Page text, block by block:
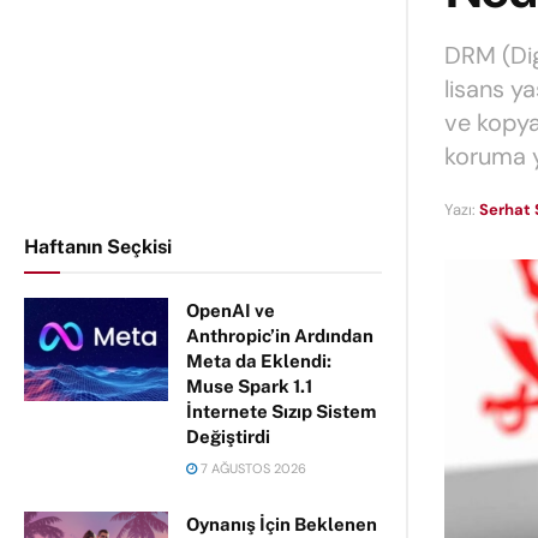
Haftanın Seçkisi
OpenAI ve
Anthropic’in Ardından
Meta da Eklendi:
Muse Spark 1.1
İnternete Sızıp Sistem
Değiştirdi
7 AĞUSTOS 2026
Oynanış İçin Beklenen
DRM
lisans
ve
koruma
Yazı: Serhat